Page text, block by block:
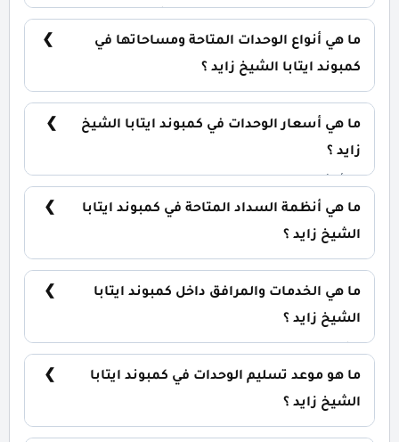
ما هي أنواع الوحدات المتاحة ومساحاتها في
كمبوند ايتابا الشيخ زايد ؟
تشمل: تاون هاوس: تبدأ من 320 متر² توين هاوس: تبدأ
من 393 متر²
ما هي أسعار الوحدات في كمبوند ايتابا الشيخ
زايد ؟
الوحدة والمساحة، كما أن الأسعار قابلة للتغيير حسب
تطورات السوق.
ما هي أنظمة السداد المتاحة في كمبوند ايتابا
الشيخ زايد ؟
الباقي على 7 سنوات بدون فوائد.
ما هي الخدمات والمرافق داخل كمبوند ايتابا
الشيخ زايد ؟
صناعية، نادي اجتماعي، مناطق ترفيهية للأطفال،
حمامات سباحة، ومناطق تجارية.
ما هو موعد تسليم الوحدات في كمبوند ايتابا
الشيخ زايد ؟